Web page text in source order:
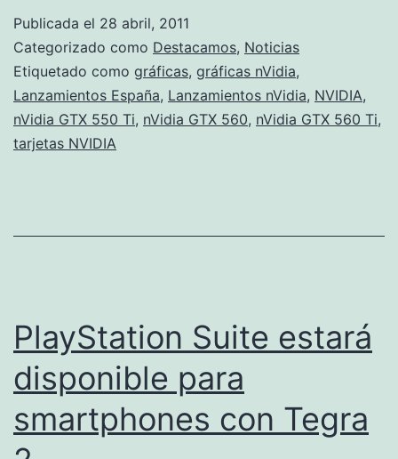
Publicada el 28 abril, 2011
Categorizado como Destacamos, Noticias
Etiquetado como gráficas, gráficas nVidia,
Lanzamientos España, Lanzamientos nVidia, NVIDIA,
nVidia GTX 550 Ti, nVidia GTX 560, nVidia GTX 560 Ti,
tarjetas NVIDIA
PlayStation Suite estará
disponible para
smartphones con Tegra